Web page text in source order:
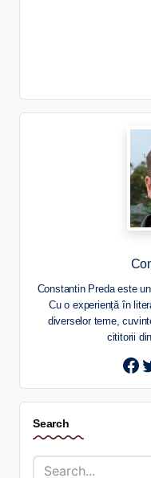
Constantin Preda este
Cu o experiență în
diverselor teme,
cititorii
Search